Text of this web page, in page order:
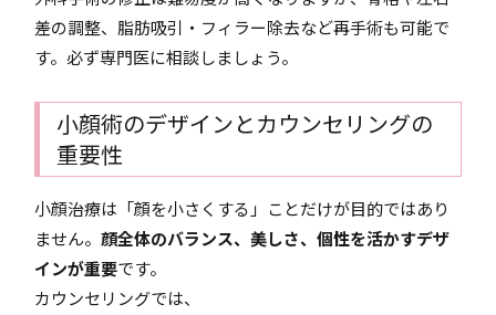
差の調整、脂肪吸引・フィラー除去など再手術も可能で
す。必ず専門医に相談しましょう。
小顔術のデザインとカウンセリングの
重要性
小顔治療は「顔を小さくする」ことだけが目的ではあり
ません。顔全体のバランス、美しさ、個性を活かすデザ
インが重要です。
カウンセリングでは、